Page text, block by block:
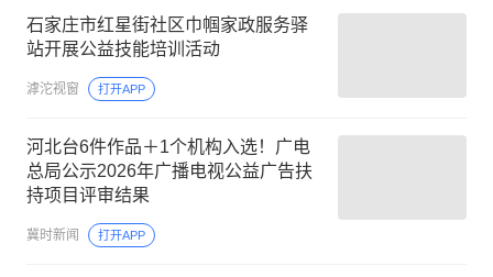
石家庄市红星街社区巾帼家政服务驿
站开展公益技能培训活动
滹沱视窗 打开APP
河北台6件作品＋1个机构入选！广电
总局公示2026年广播电视公益广告扶
持项目评审结果
冀时新闻 打开APP